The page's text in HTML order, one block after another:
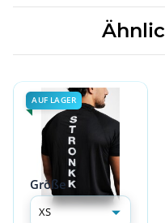
AUF LAGER
Größe